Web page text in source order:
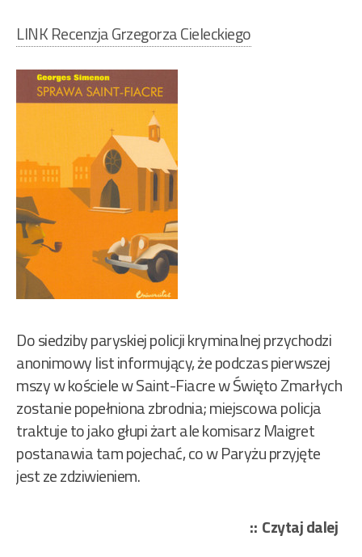
LINK Recenzja Grzegorza Cieleckiego
Do siedziby paryskiej policji kryminalnej przychodzi
anonimowy list informujący, że podczas pierwszej
mszy w kościele w Saint-Fiacre w Święto Zmarłych
zostanie popełniona zbrodnia; miejscowa policja
traktuje to jako głupi żart ale komisarz Maigret
postanawia tam pojechać, co w Paryżu przyjęte
jest ze zdziwieniem.
Czytaj dalej